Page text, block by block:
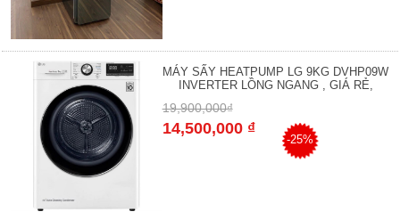
MÁY SẤY HEATPUMP LG 9KG DVHP09W
INVERTER LỒNG NGANG , GIÁ RẺ,
19,900,000₫
14,500,000 ₫
-25%